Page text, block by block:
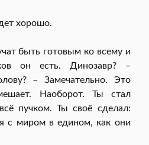
хорошо.
быть готовым ко всему и
он есть. Динозавр? –
– Замечательно. Это
Наоборот. Ты стал
пучком. Ты своё сделал:
с миром в едином, как они